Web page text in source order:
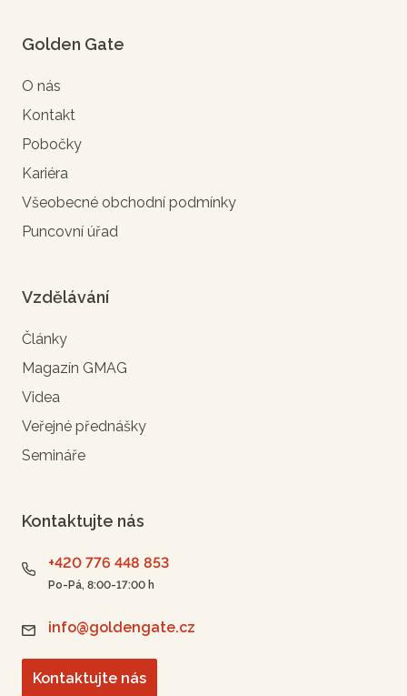
Golden Gate
O nás
Kontakt
Pobočky
Kariéra
Všeobecné obchodní podmínky
Puncovní úřad
Vzdělávání
Články
Magazín GMAG
Videa
Veřejné přednášky
Semináře
Kontaktujte nás
+420 776 448 853
Po-Pá, 8:00-17:00 h
info@goldengate.cz
Kontaktujte nás